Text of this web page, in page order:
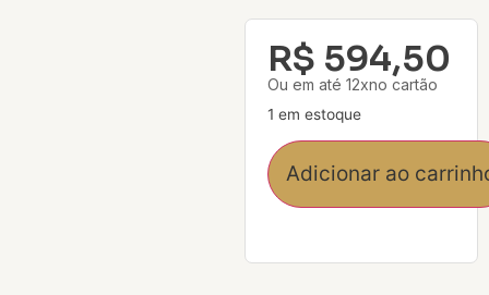
R$ 594,50
Ou em até 12xno cartão
1 em estoque
Adicionar ao